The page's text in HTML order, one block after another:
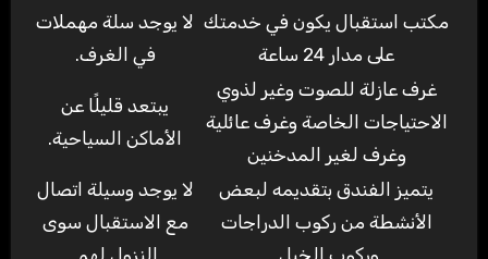
مكتب استقبال يكون في خدمتك
على مدار 24 ساعة
لا يوجد سلة مهملات
في الغرف.
غرف عازلة للصوت وغير لذوي
الاحتياجات الخاصة وغرف عائلية
وغرف لغير المدخنين
يبتعد قليلًا عن
الأماكن السياحية.
يتميز الفندق بتقديمه لبعض
الأنشطة من ركوب الدراجات
لا يوجد وسيلة اتصال
مع الاستقبال سوى